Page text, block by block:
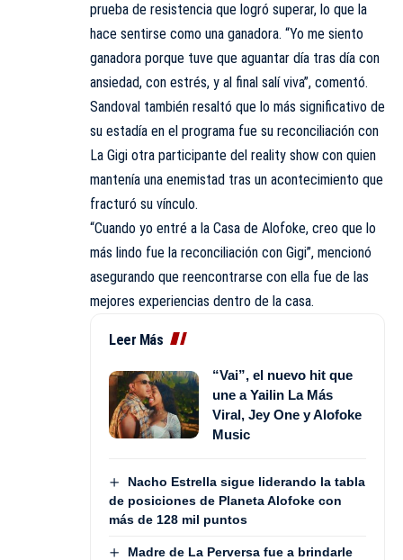
prueba de resistencia que logró superar, lo que la
hace sentirse como una ganadora. “Yo me siento
ganadora porque tuve que aguantar día tras día con
ansiedad, con estrés, y al final salí viva”, comentó.
Sandoval también resaltó que lo más significativo de
su estadía en el programa fue su reconciliación con
La Gigi otra participante del reality show con quien
mantenía una enemistad tras un acontecimiento que
fracturó su vínculo.
“Cuando yo entré a la Casa de Alofoke, creo que lo
más lindo fue la reconciliación con Gigi”, mencionó
asegurando que reencontrarse con ella fue de las
mejores experiencias dentro de la casa.
Leer Más
“Vai”, el nuevo hit que
une a Yailin La Más
Viral, Jey One y Alofoke
Music
Nacho Estrella sigue liderando la tabla
de posiciones de Planeta Alofoke con
más de 128 mil puntos
Madre de La Perversa fue a brindarle